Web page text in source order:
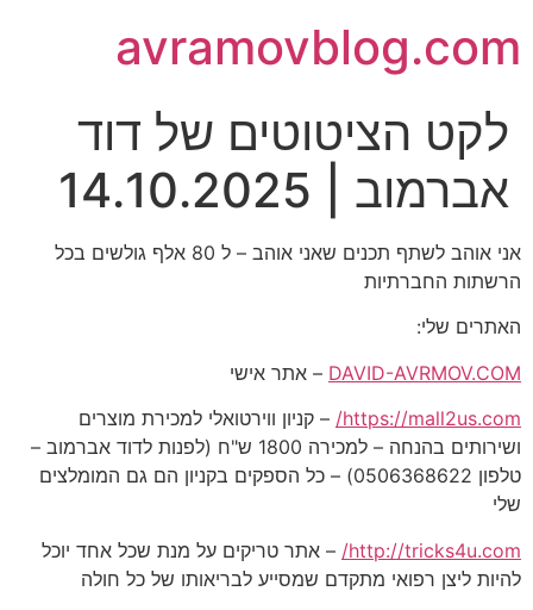
avramovblog.com
לקט הציטוטים של דוד
אברמוב | 14.10.2025
אני אוהב לשתף תכנים שאני אוהב – ל 80 אלף גולשים בכל
הרשתות החברתיות
האתרים שלי:
DAVID-AVRMOV.COM – אתר אישי
https://mall2us.com/ – קניון ווירטואלי למכירת מוצרים
ושירותים בהנחה – למכירה 1800 ש"ח (לפנות לדוד אברמוב –
טלפון 0506368622) – כל הספקים בקניון הם גם המומלצים
שלי
http://tricks4u.com/ – אתר טריקים על מנת שכל אחד יוכל
להיות ליצן רפואי מתקדם שמסייע לבריאותו של כל חולה